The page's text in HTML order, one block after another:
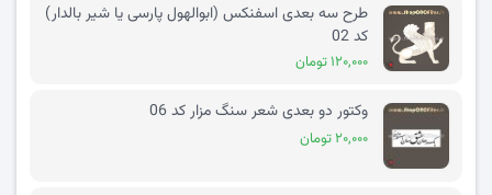
طرح سه بعدی اسفنکس (ابوالهول پارسی یا شیر بالدار)
کد 02
۱۲۰,۰۰۰ تومان
وکتور دو بعدی شعر سنگ مزار کد 06
۲۰,۰۰۰ تومان